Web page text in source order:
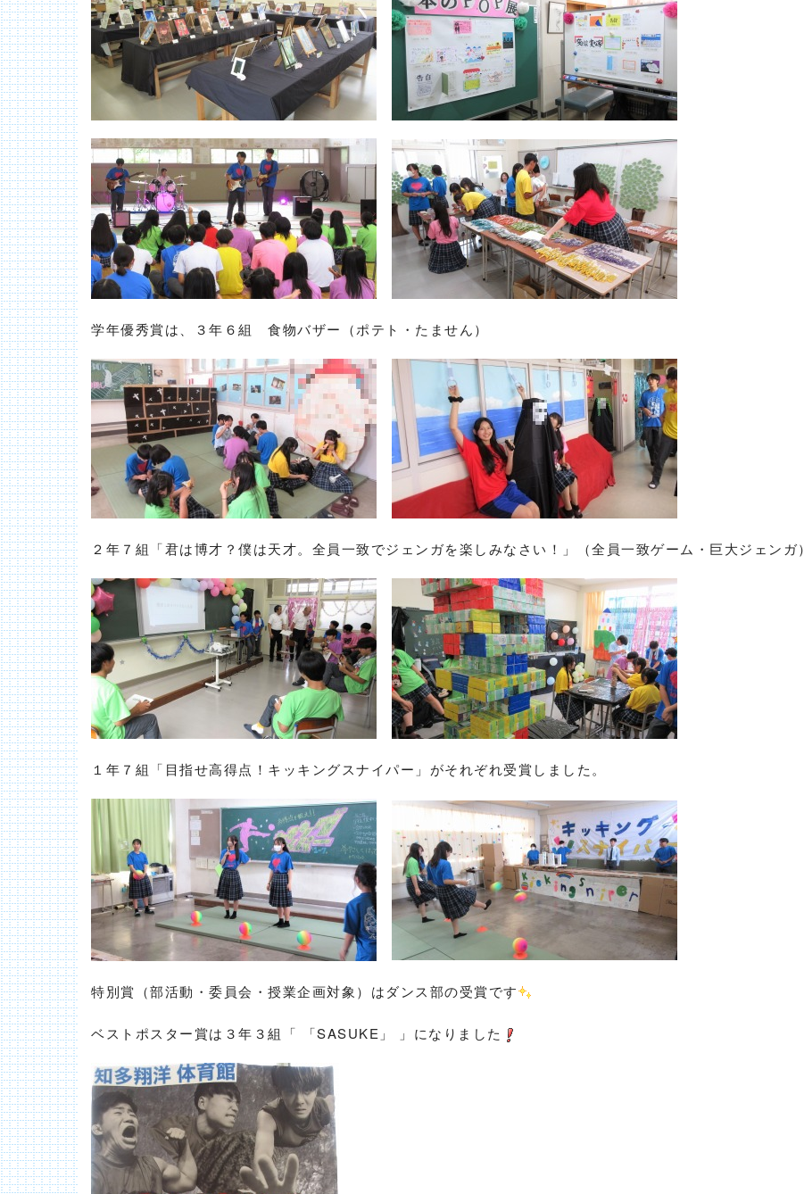
学年優秀賞は、３年６組 食物バザー（ポテト・たません）
２年７組「君は博才？僕は天才。全員一致でジェンガを楽しみなさい！」（全員一致ゲーム・巨大ジェンガ）
１年７組「目指せ高得点！キッキングスナイパー」がそれぞれ受賞しました。
特別賞（部活動・委員会・授業企画対象）はダンス部の受賞です
ベストポスター賞は３年３組「 「SASUKE」 」になりました